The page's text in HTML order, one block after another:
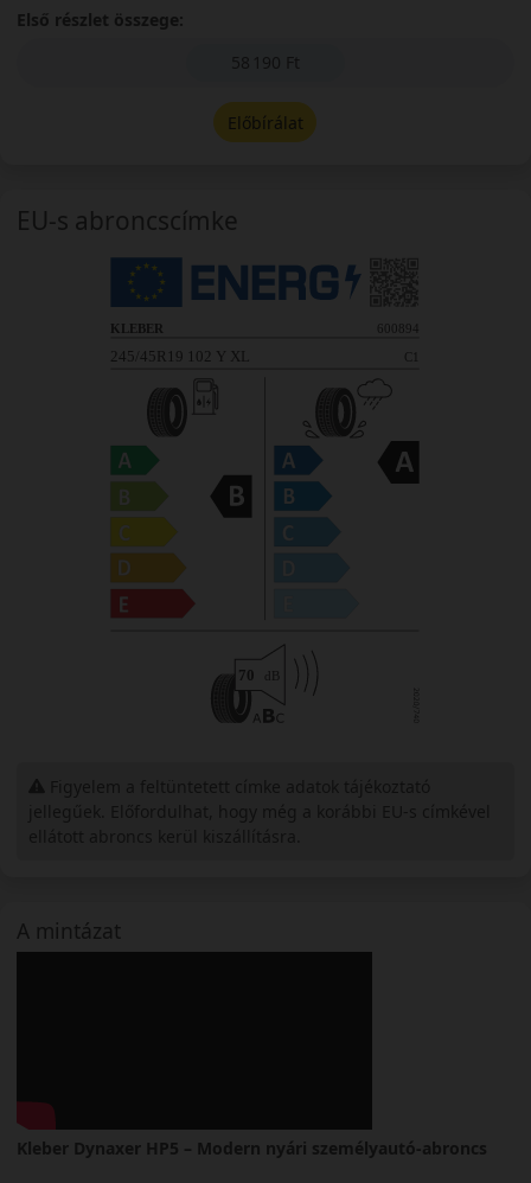
A mintázat
Kleber Dynaxer HP5 – Modern nyári személyautó-abroncs
Első részlet összege:
58 190 Ft
Előbírálat
EU-s abroncscímke